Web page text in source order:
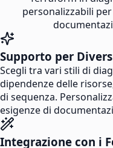
personalizzabili
Supporto per
Scegli tra vari stili di
dipendenze delle
di sequenza.
esigenze di
Integrazione con i